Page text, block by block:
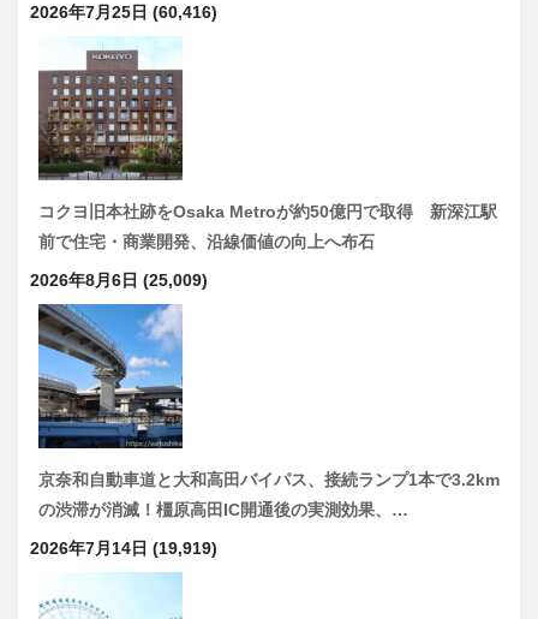
2026年7月25日 (60,416)
コクヨ旧本社跡をOsaka Metroが約50億円で取得 新深江駅
前で住宅・商業開発、沿線価値の向上へ布石
2026年8月6日 (25,009)
京奈和自動車道と大和高田バイパス、接続ランプ1本で3.2km
の渋滞が消滅！橿原高田IC開通後の実測効果、…
2026年7月14日 (19,919)